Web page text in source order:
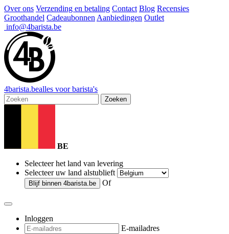
Over ons Verzending en betaling Contact Blog Recensies
Groothandel Cadeaubonnen Aanbiedingen Outlet
info@4barista.be
4barista.bealles voor barista's
Zoeken
BE
Selecteer het land van levering
Selecteer uw land alstublieft
Blijf binnen 4barista.be Of
Inloggen
E-mailadres